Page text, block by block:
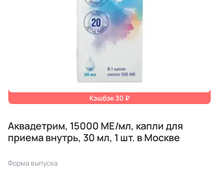
Кэшбэк 30 ₽
Аквадетрим, 15000 МЕ/мл, капли для
приема внутрь, 30 мл, 1 шт. в Москве
Форма выпуска